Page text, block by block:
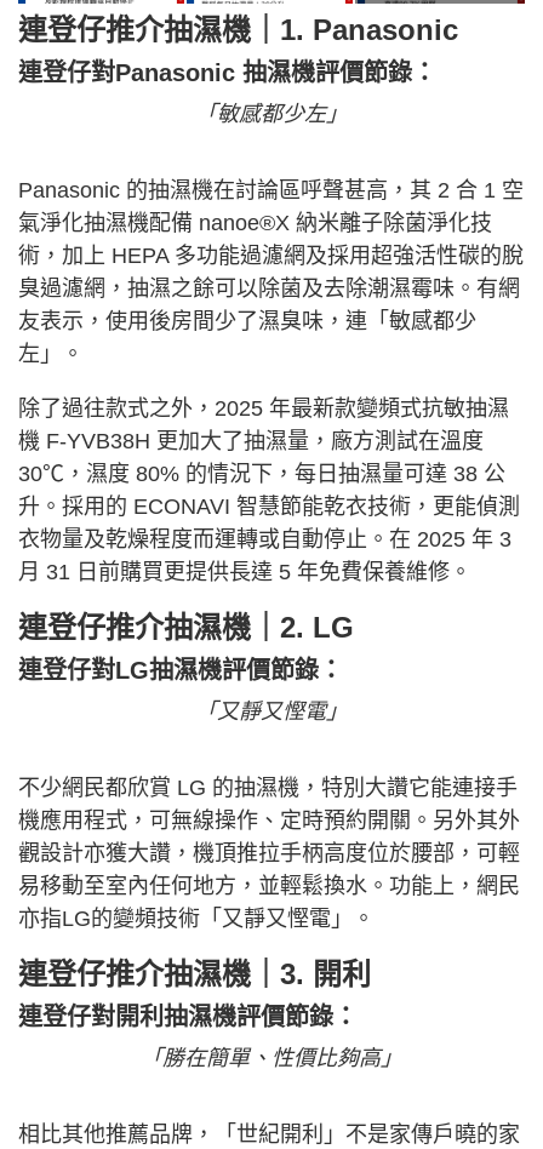
連登仔推介抽濕機｜1. Panasonic
連登仔對Panasonic 抽濕機評價節錄：
「敏感都少左」
Panasonic 的抽濕機在討論區呼聲甚高，其 2 合 1 空
氣淨化抽濕機配備 nanoe®X 納米離子除菌淨化技
術，加上 HEPA 多功能過濾網及採用超強活性碳的脫
臭過濾網，抽濕之餘可以除菌及去除潮濕霉味。有網
友表示，使用後房間少了濕臭味，連「敏感都少
左」。
除了過往款式之外，2025 年最新款變頻式抗敏抽濕
機 F-YVB38H 更加大了抽濕量，廠方測試在溫度
30℃，濕度 80% 的情況下，每日抽濕量可達 38 公
升。採用的 ECONAVI 智慧節能乾衣技術，更能偵測
衣物量及乾燥程度而運轉或自動停止。在 2025 年 3
月 31 日前購買更提供長達 5 年免費保養維修。
連登仔推介抽濕機｜2. LG
連登仔對LG抽濕機評價節錄：
「又靜又慳電」
不少網民都欣賞 LG 的抽濕機，特別大讚它能連接手
機應用程式，可無線操作、定時預約開關。另外其外
觀設計亦獲大讚，機頂推拉手柄高度位於腰部，可輕
易移動至室內任何地方，並輕鬆換水。功能上，網民
亦指LG的變頻技術「又靜又慳電」。
連登仔推介抽濕機｜3. 開利
連登仔對開利抽濕機評價節錄：
「勝在簡單、性價比夠高」
相比其他推薦品牌，「世紀開利」不是家傳戶曉的家